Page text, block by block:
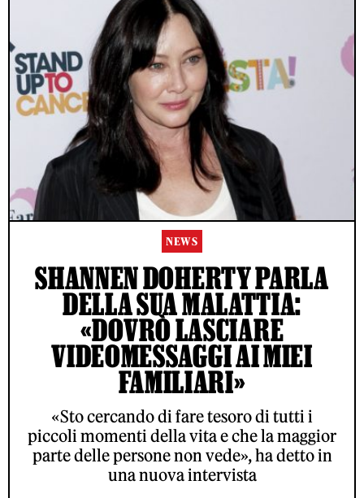
NEWS
SHANNEN DOHERTY PARLA
DELLA SUA MALATTIA:
«DOVRÒ LASCIARE
VIDEOMESSAGGI AI MIEI
FAMILIARI»
«Sto cercando di fare tesoro di tutti i
piccoli momenti della vita e che la maggior
parte delle persone non vede», ha detto in
una nuova intervista